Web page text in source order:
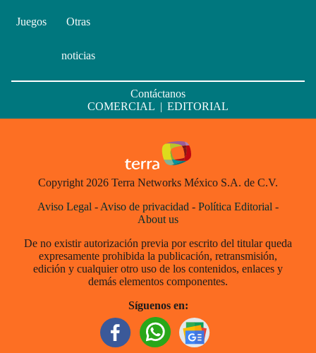
Juegos Otras
noticias
Contáctanos
COMERCIAL | EDITORIAL
Copyright 2026 Terra Networks México S.A. de C.V.
Aviso Legal - Aviso de privacidad - Política Editorial -
About us
De no existir autorización previa por escrito del titular queda
expresamente prohibida la publicación, retransmisión,
edición y cualquier otro uso de los contenidos, enlaces y
demás elementos componentes.
Síguenos en: